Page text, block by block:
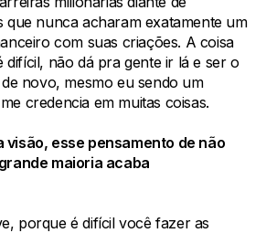
que nunca acharam exatamente um
com suas criações. A coisa
difícil, não dá pra gente ir lá e ser o
novo, mesmo eu sendo um
credencia em muitas coisas.
visão, esse pensamento de não
maioria acaba
porque é difícil você fazer as